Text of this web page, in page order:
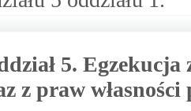
5.
z praw własności